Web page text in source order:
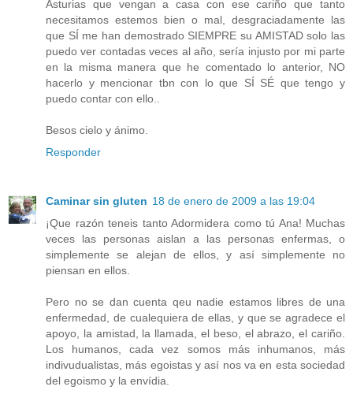
Asturias que vengan a casa con ese cariño que tanto
necesitamos estemos bien o mal, desgraciadamente las
que SÍ me han demostrado SIEMPRE su AMISTAD solo las
puedo ver contadas veces al año, sería injusto por mi parte
en la misma manera que he comentado lo anterior, NO
hacerlo y mencionar tbn con lo que SÍ SÉ que tengo y
puedo contar con ello..
Besos cielo y ánimo.
Responder
Caminar sin gluten 18 de enero de 2009 a las 19:04
¡Que razón teneis tanto Adormidera como tú Ana! Muchas
veces las personas aislan a las personas enfermas, o
simplemente se alejan de ellos, y así simplemente no
piensan en ellos.
Pero no se dan cuenta qeu nadie estamos libres de una
enfermedad, de cualequiera de ellas, y que se agradece el
apoyo, la amistad, la llamada, el beso, el abrazo, el cariño.
Los humanos, cada vez somos más inhumanos, más
indivudualistas, más egoistas y así nos va en esta sociedad
del egoismo y la envídia.